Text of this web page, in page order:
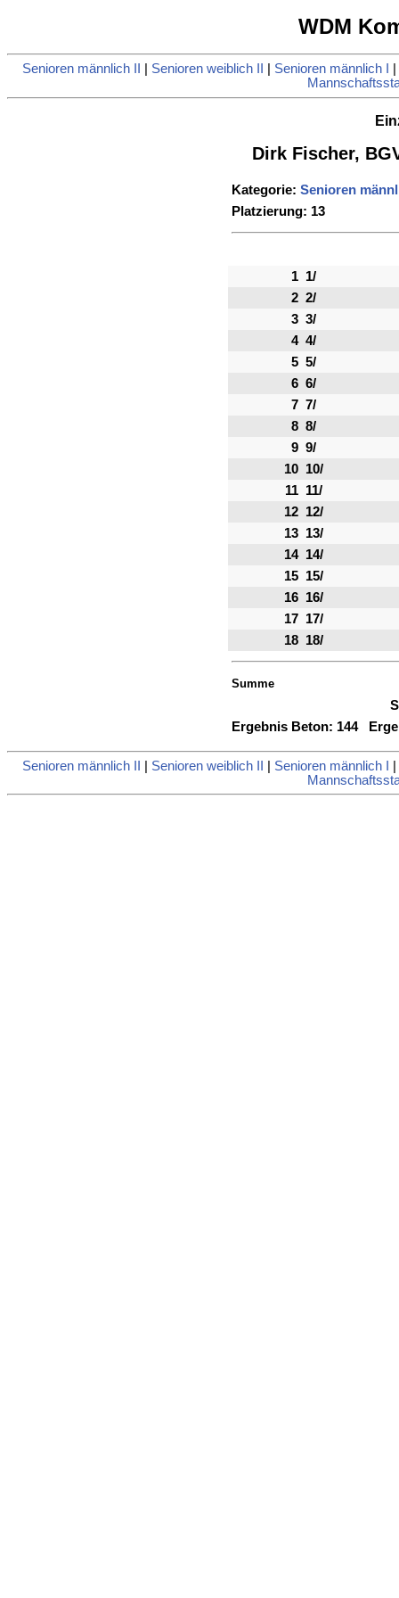
WDM
Senioren männlich II Senioren weiblich II Senioren männlich I
Dirk Fischer,
Kategorie: Senioren
Platzierung: 13
1 1/
2 2/
3 3/
4 4/
5 5/
6 6/
7 7/
8 8/
9 9/
10 10/
11 11/
12 12/
13 13/
14 14/
15 15/
16 16/
17 17/
18 18/
Summe
Ergebnis Beton: 144
Senioren männlich II Senioren weiblich II Senioren männlich I